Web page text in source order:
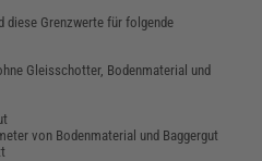
diese Grenzwerte für folgende
Gleisschotter, Bodenmaterial und
von Bodenmaterial und Baggergut